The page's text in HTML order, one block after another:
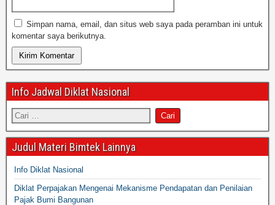
Simpan nama, email, dan situs web saya pada peramban ini untuk
komentar saya berikutnya.
Info Jadwal Diklat Nasional
Judul Materi Bimtek Lainnya
Info Diklat Nasional
Diklat Perpajakan Mengenai Mekanisme Pendapatan dan Penilaian
Pajak Bumi Bangunan